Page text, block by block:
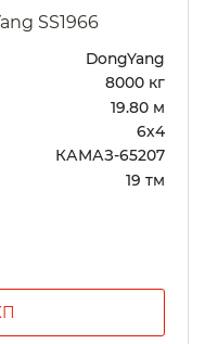
SS1966
DongYang
8000 кг
19.80 м
6х4
КАМАЗ-65207
19 тм